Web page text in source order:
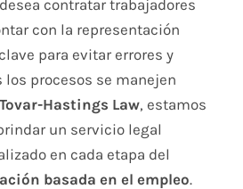
contratar trabajadores
con la representación
para evitar errores y
los procesos se manejen
Tovar-Hastings Law, estamos
un servicio legal
en cada etapa del
basada en el empleo.